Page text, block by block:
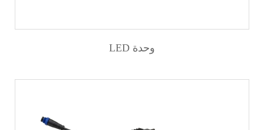
LED وحدة